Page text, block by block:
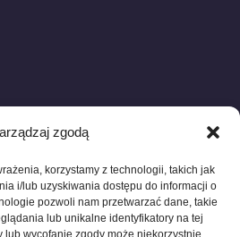
zgodą
korzystamy z technologii, takich jak
i/lub uzyskiwania dostępu do informacji o
pozwoli nam przetwarzać dane, takie
lub unikalne identyfikatory na tej
lub wycofanie zgody może niekorzystnie